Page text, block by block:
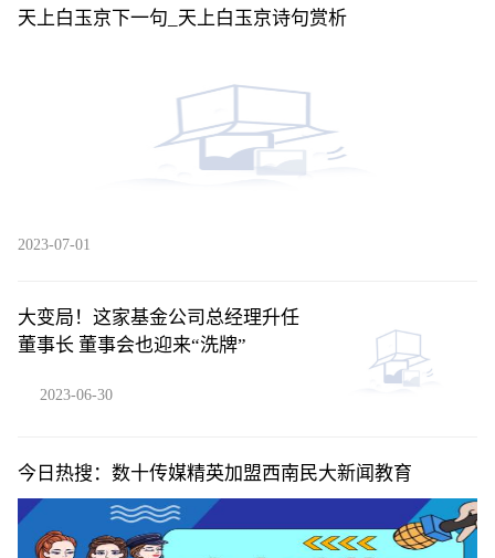
天上白玉京下一句_天上白玉京诗句赏析
2023-07-01
大变局！这家基金公司总经理升任
董事长 董事会也迎来“洗牌”
2023-06-30
今日热搜：数十传媒精英加盟西南民大新闻教育